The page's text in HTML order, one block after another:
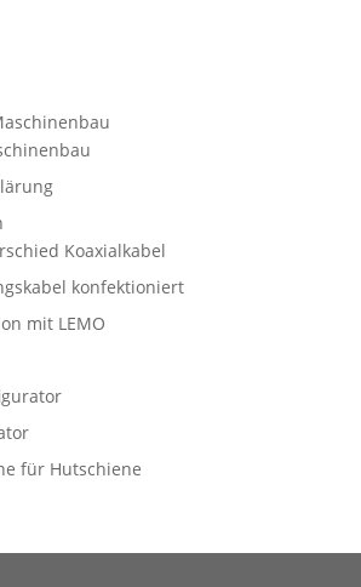
Koaxialkabel
konfektioniert
mit LEMO
für Hutschiene